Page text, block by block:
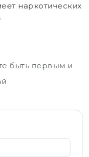
наркотических
быть первым и